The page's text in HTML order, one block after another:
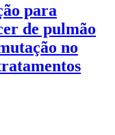
para
de pulmão
no